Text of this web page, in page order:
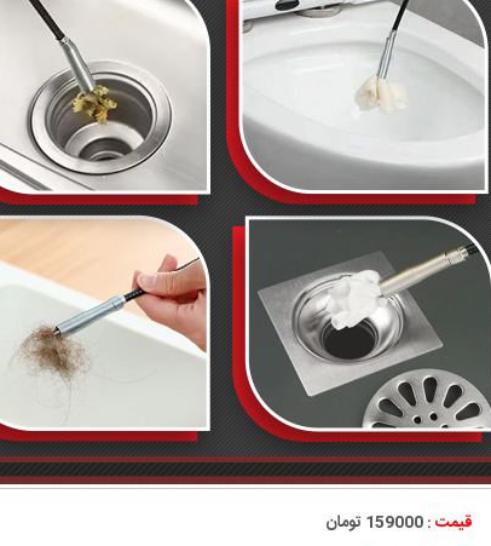
قیمت :159000 تومان